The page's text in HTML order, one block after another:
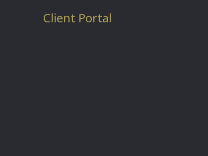
Client Portal